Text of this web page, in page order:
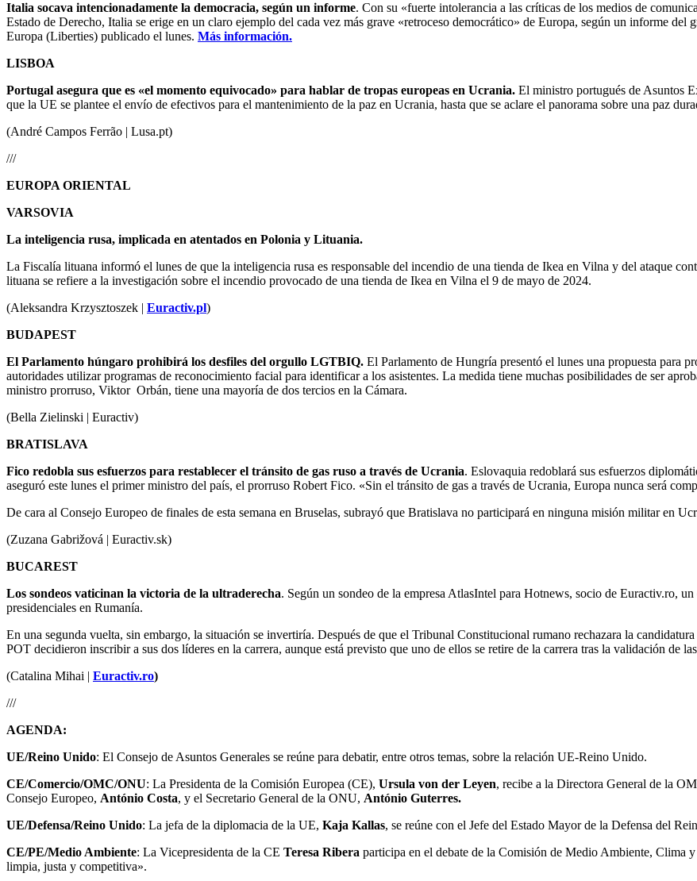
Italia socava intencionadamente la democracia, según un informe. Con su «fuerte intolerancia a las críticas de los medios de
Estado de Derecho, Italia se erige en un claro ejemplo del cada vez más grave «retroceso democrático» de Europa, según un informe
Europa (Liberties) publicado el lunes. Más información.
LISBOA
Portugal asegura que es «el momento equivocado» para hablar de tropas europeas en Ucrania. El ministro portugués de Asuntos
que la UE se plantee el envío de efectivos para el mantenimiento de la paz en Ucrania, hasta que se aclare el panorama sobre una paz
(André Campos Ferrão | Lusa.pt)
///
EUROPA ORIENTAL
VARSOVIA
La inteligencia rusa, implicada en atentados en Polonia y Lituania.
La Fiscalía lituana informó el lunes de que la inteligencia rusa es responsable del incendio de una tienda de Ikea en Vilna y del ataque
lituana se refiere a la investigación sobre el incendio provocado de una tienda de Ikea en Vilna el 9 de mayo de 2024.
(Aleksandra Krzysztoszek | Euractiv.pl)
BUDAPEST
El Parlamento húngaro prohibirá los desfiles del orgullo LGTBIQ. El Parlamento de Hungría presentó el lunes una propuesta para
autoridades utilizar programas de reconocimiento facial para identificar a los asistentes. La medida tiene muchas posibilidades de ser
ministro prorruso, Viktor Orbán, tiene una mayoría de dos tercios en la Cámara.
(Bella Zielinski | Euractiv)
BRATISLAVA
Fico redobla sus esfuerzos para restablecer el tránsito de gas ruso a través de Ucrania. Eslovaquia redoblará sus esfuerzos
aseguró este lunes el primer ministro del país, el prorruso Robert Fico. «Sin el tránsito de gas a través de Ucrania, Europa nunca será
De cara al Consejo Europeo de finales de esta semana en Bruselas, subrayó que Bratislava no participará en ninguna misión militar en
(Zuzana Gabrižová | Euractiv.sk)
BUCAREST
Los sondeos vaticinan la victoria de la ultraderecha. Según un sondeo de la empresa AtlasIntel para Hotnews, socio de Euractiv.ro,
presidenciales en Rumanía.
En una segunda vuelta, sin embargo, la situación se invertiría. Después de que el Tribunal Constitucional rumano rechazara la
POT decidieron inscribir a sus dos líderes en la carrera, aunque está previsto que uno de ellos se retire de la carrera tras la validación de
(Catalina Mihai | Euractiv.ro)
///
AGENDA:
UE/Reino Unido: El Consejo de Asuntos Generales se reúne para debatir, entre otros temas, sobre la relación UE-Reino Unido.
CE/Comercio/OMC/ONU: La Presidenta de la Comisión Europea (CE), Ursula von der Leyen, recibe a la Directora General de la
Consejo Europeo, António Costa, y el Secretario General de la ONU, António Guterres.
UE/Defensa/Reino Unido: La jefa de la diplomacia de la UE, Kaja Kallas, se reúne con el Jefe del Estado Mayor de la Defensa del
CE/PE/Medio Ambiente: La Vicepresidenta de la CE Teresa Ribera participa en el debate de la Comisión de Medio Ambiente, Clima
limpia, justa y competitiva».